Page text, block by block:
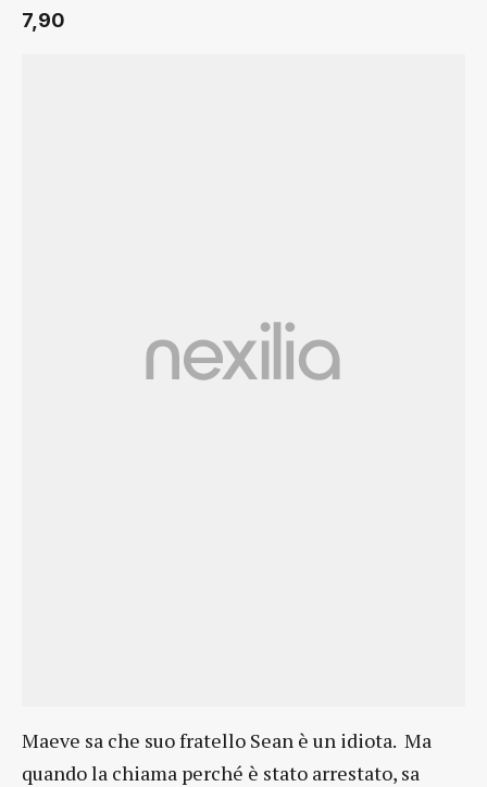
7,90
Maeve sa che suo fratello Sean è un idiota. Ma
quando la chiama perché è stato arrestato, sa